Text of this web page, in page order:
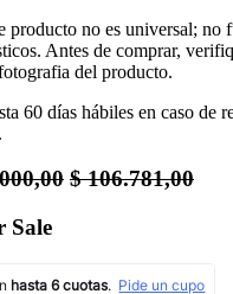
producto no es universal; no
Antes de comprar,
del producto.
60 días hábiles en caso de
$106.781,00
Sale